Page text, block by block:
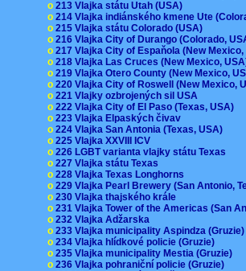
o 213 Vlajka státu Utah (USA)
o 214 Vlajka indiánského kmene Ute
o 215 Vlajka státu Colorado (USA)
o 216 Vlajka City of Durango (Colorado,
o 217 Vlajka City of Espaňola (New
o 218 Vlajka Las Cruces (New Mexico,
o 219 Vlajka Otero County (New Mexico,
o 220 Vlajka City of Roswell (New Mexico,
o 221 Vlajky ozbrojených sil USA
o 222 Vlajka City of El Paso (Texas, USA)
o 223 Vlajka Elpaských čivav
o 224 Vlajka San Antonia (Texas, USA)
o 225 Vlajka XXVIII ICV
o 226 LGBT varianta vlajky státu Texas
o 227 Vlajka státu Texas
o 228 Vlajka Texas Longhorns
o 229 Vlajka Pearl Brewery (San Antonio,
o 230 Vlajka thajského krále
o 231 Vlajka Tower of the Americas (San
o 232 Vlajka Adžarska
o 233 Vlajka municipality Aspindza
o 234 Vlajka hlídkové policie (Gruzie)
o 235 Vlajka municipality Mestia (Gruzie)
o 236 Vlajka pohraniční policie (Gruzie)